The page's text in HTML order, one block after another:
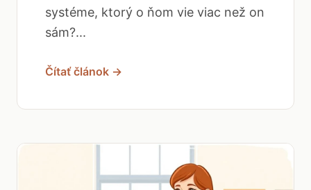
systéme, ktorý o ňom vie viac než on
sám?...
Čítať článok →